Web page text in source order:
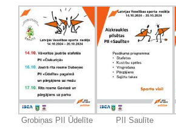
Grobiņas PII Ūdelīte PII Saulīte